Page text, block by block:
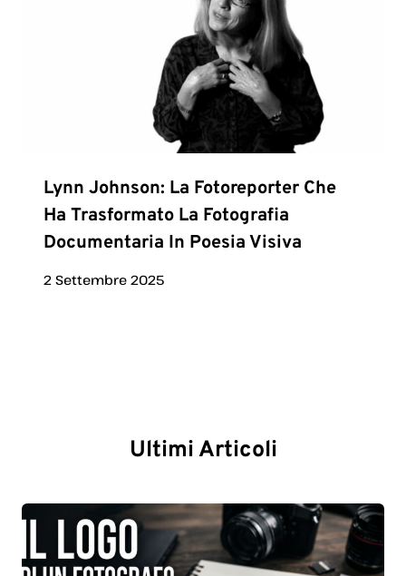
Lynn Johnson: La Fotoreporter Che
Ha Trasformato La Fotografia
Documentaria In Poesia Visiva
2 Settembre 2025
Ultimi Articoli